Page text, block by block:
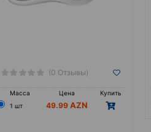
(0 Отзывы)
Масса Цена
Купить
1 шт
49.99